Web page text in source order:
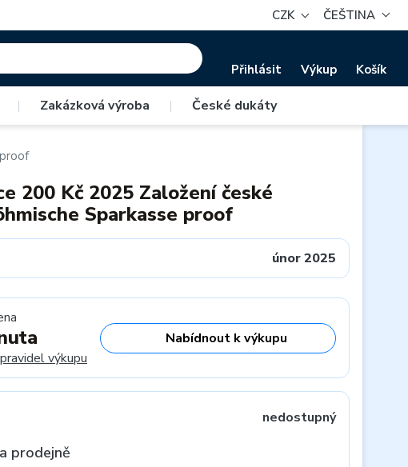
CZK ČEŠTINA
Přihlásit Výkup Košík
| Zakázková výroba | České dukáty
200 Kč 2025 Založení české
Sparkasse proof
únor 2025
pravidel výkupu
Nabídnout k výkupu
nedostupný
prodejně